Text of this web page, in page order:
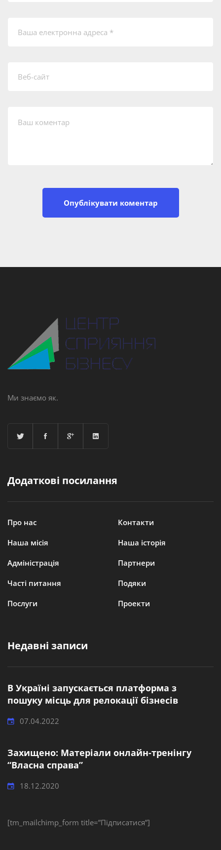
Ми знаємо як.
Додаткові посилання
Про нас Контакти
Наша місія Наша історія
Адміністрація Партнери
Часті питання Подяки
Послуги Проекти
Недавні записи
В Україні запускається платформа з
пошуку місць для релокації бізнесів
07.04.2022
Захищено: Матеріали онлайн-тренінгу
“Власна справа”
18.12.2020
[tm_mailchimp_form title=”Підписатися”]